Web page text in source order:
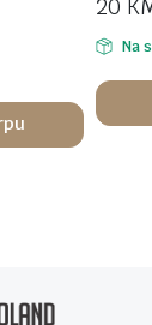
20
Na